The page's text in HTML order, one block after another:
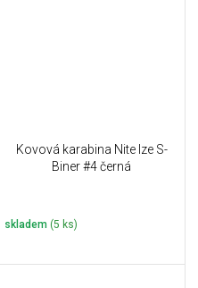
Kovová karabina Nite Ize S-
Biner #4 černá
skladem (5 ks)